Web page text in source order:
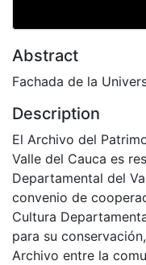
Abstract
Fachada de la
Description
El Archivo del
Valle del Cauca es
Departamental del
convenio de
Cultura
para su
Archivo entre la